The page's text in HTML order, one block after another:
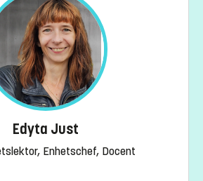
Edyta Just
Enhetschef, Docent